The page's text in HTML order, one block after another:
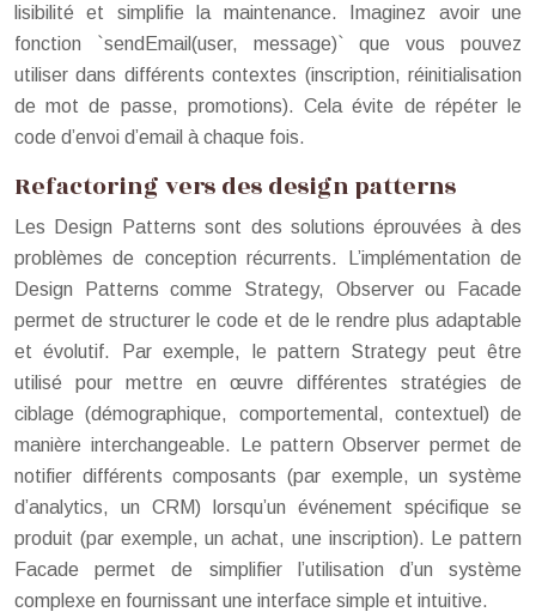
lisibilité et simplifie la maintenance. Imaginez avoir une
fonction `sendEmail(user, message)` que vous pouvez
utiliser dans différents contextes (inscription, réinitialisation
de mot de passe, promotions). Cela évite de répéter le
code d’envoi d’email à chaque fois.
Refactoring vers des design patterns
Les Design Patterns sont des solutions éprouvées à des
problèmes de conception récurrents. L’implémentation de
Design Patterns comme Strategy, Observer ou Facade
permet de structurer le code et de le rendre plus adaptable
et évolutif. Par exemple, le pattern Strategy peut être
utilisé pour mettre en œuvre différentes stratégies de
ciblage (démographique, comportemental, contextuel) de
manière interchangeable. Le pattern Observer permet de
notifier différents composants (par exemple, un système
d’analytics, un CRM) lorsqu’un événement spécifique se
produit (par exemple, un achat, une inscription). Le pattern
Facade permet de simplifier l’utilisation d’un système
complexe en fournissant une interface simple et intuitive.